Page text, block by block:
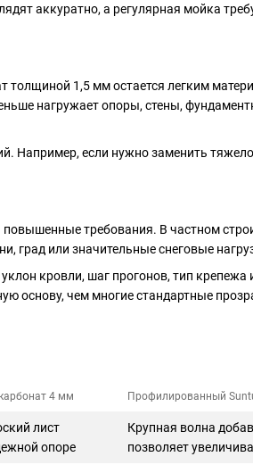
аккуратно, а регулярная мойка
1,5 мм остается легким
нагружает опоры, стены,
Например, если нужно заменить
требования. В частном
град или значительные снеговые
кровли, шаг прогонов, тип
основу, чем многие стандартные
4 мм Профилированный
лист
опоре
Крупная волна
позволяет